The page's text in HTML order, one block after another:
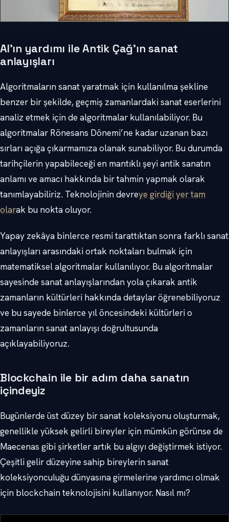
AI’ın yardımı ile Antik Çağ’ın sanat
anlayışları
Algoritmaların sanat yaratmak için kullanılma şekline
benzer bir şekilde, geçmiş zamanlardaki sanat eserlerini
analiz etmek için de algoritmalar kullanılabiliyor. Bu
algoritmalar Rönesans Dönemi’ne kadar uzanan bazı
sırları açığa çıkarmamıza olanak sunabiliyor. Bu durumda
tarihçilerin yapabileceği en mantıklı şeyi antik sanatın
anlamı ve amacı hakkında bir tahmin yapmak olarak
tanımlayabiliriz. Teknolojinin devreye girdiği yer tam
olarak bu nokta oluyor.
Yapay zekâya binlerce resmi tarattıktan sonra farklı sanat
anlayışları arasındaki ortak noktaları bulmak için
matematiksel algoritmalar kullanılıyor. Bu algoritmalar
sayesinde sanat anlayışlarından yola çıkarak antik
zamanların kültürleri hakkında detaylar öğrenebiliyoruz
ve bu sayede binlerce yıl öncesindeki kültürleri o
zamanların sanat anlayışı doğrultusunda
açıklayabiliyoruz.
Blockchain ile bir adım daha sanatın
içindeyiz
Bugünlerde üst düzey bir sanat koleksiyonu oluşturmak,
genellikle yüksek gelirli bireyler için mümkün görünse de
Maecenas gibi şirketler artık bu algıyı değiştirmek istiyor.
Çeşitli gelir düzeyine sahip bireylerin sanat
koleksiyonculuğu dünyasına girmelerine yardımcı olmak
için blockchain teknolojisini kullanıyor. Nasıl mı?